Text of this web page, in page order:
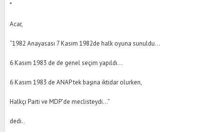
*
Acar,
“1982 Anayasası 7 Kasım 1982de halk oyuna sunuldu…
6 Kasım 1983 de de genel seçim yapıldı…
6 Kasım 1983 de ANAP tek başına iktidar olurken,
Halkçı Parti ve MDP’de meclisteydi…”
dedi..